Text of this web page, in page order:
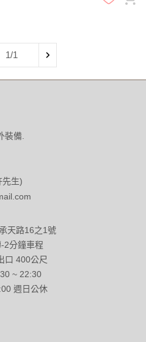
1/1
裝備.
生)
天路16之1號
2分鐘車程
口 400公尺
~ 22:30
週日公休